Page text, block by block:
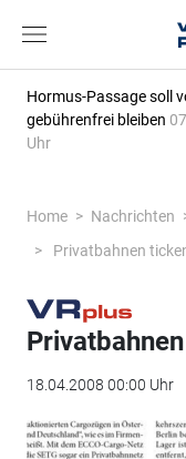
Hormus-Passage soll
gebührenfrei bleiben
Uhr
Home Nachrichten
Privatbahnen
18.04.2008 00:00 Uhr